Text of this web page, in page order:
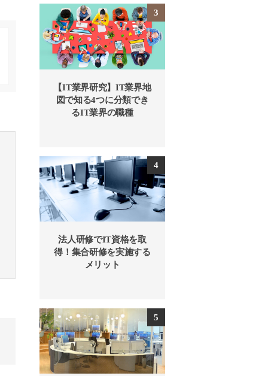
【IT業界研究】IT業界地
図で知る4つに分類でき
るIT業界の職種
法人研修でIT資格を取
得！集合研修を実施する
メリット